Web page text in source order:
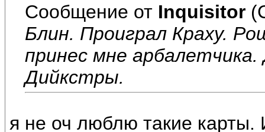
Сообщение от Inquisitor
Блин. Проиграл Краху.
принес мне
Дийкстры.
я не оч люблю такие карты.